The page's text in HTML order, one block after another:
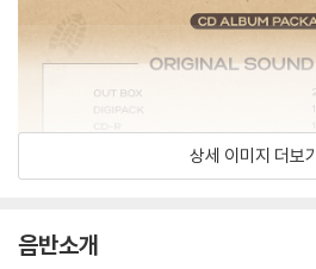
상세 이미지 더보
음반소개